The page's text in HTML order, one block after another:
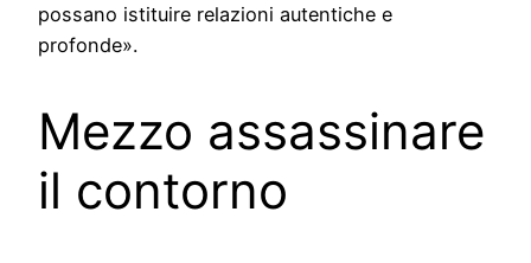
possano istituire relazioni autentiche e
profonde».
Mezzo assassinare
il contorno